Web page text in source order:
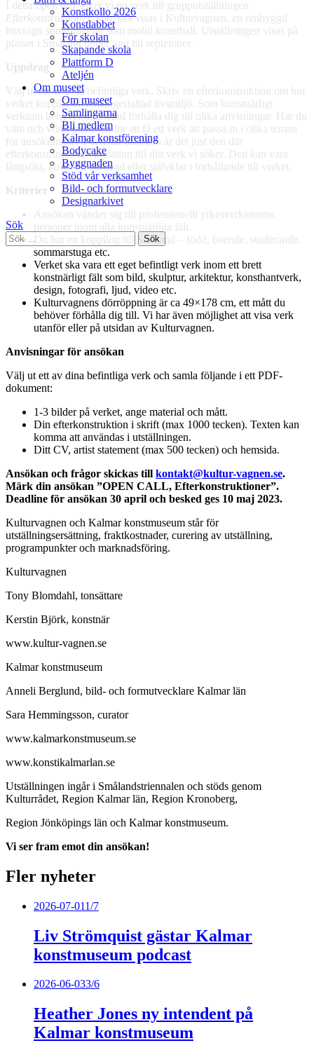
Konstkollo 2026
Konstlabbet
För skolan
Skapande skola
Plattform D
Ateljén
Om museet
Om museet
Samlingarna
Bli medlem
Kalmar konstförening
Bodycake
Byggnaden
Stöd vår verksamhet
Bild- och formutvecklare
Designarkivet
Sök
Sök
efter:
I detta open call söker vi nu verk till grupputställningen
Efterkonstruktioner, som ska visas i Kulturvagnen, en ombyggd
husvagn som fungerar som mobil konsthall. Utställningen visas på
platser i Småland under juni till september.
Uppdrag
Välj ut ett av dina befintliga verk. Skriv en efterkonstruktion om hur
verket kopplar till temat gestaltad livsmiljö. Som konstnärligt
verksam behöver du ibland förhålla dig till olika anvisningar. Har du
vänt och vridit på orden för att få ett verk att passa in i olika teman
för ansökningar? I den här ansökan är det just den där
efterkonstruktionen i relation till ditt verk vi söker. Den kan vara
långsökt, kortsökt, skruvad eller självklar i förhållande till verket.
Kriterier
Ansökan vänder sig till professionellt yrkesverksamma
personer inom alla konstnärliga fält.
Du har en koppling till Småland – född, boende, studerande,
sommarstuga etc.
Verket ska vara ett eget befintligt verk inom ett brett
konstnärligt fält som bild, skulptur, arkitektur, konsthantverk,
design, fotografi, ljud, video etc.
Kulturvagnens dörröppning är ca 49×178 cm, ett mått du
behöver förhålla dig till. Vi har även möjlighet att visa verk
utanför eller på utsidan av Kulturvagnen.
Anvisningar för ansökan
Välj ut ett av dina befintliga verk och samla följande i ett PDF-
dokument:
1-3 bilder på verket, ange material och mått.
Din efterkonstruktion i skrift (max 1000 tecken). Texten kan
komma att användas i utställningen.
Ditt CV, artist statement (max 500 tecken) och hemsida.
Ansökan och frågor skickas till kontakt@kultur-vagnen.se.
Märk din ansökan ”OPEN CALL, Efterkonstruktioner”.
Deadline för ansökan 30 april och besked ges 10 maj 2023.
Kulturvagnen och Kalmar konstmuseum står för
utställningsersättning, fraktkostnader, curering av utställning,
programpunkter och marknadsföring.
Kulturvagnen
Tony Blomdahl, tonsättare
Kerstin Björk, konstnär
www.kultur-vagnen.se
Kalmar konstmuseum
Anneli Berglund, bild- och formutvecklare Kalmar län
Sara Hemmingsson, curator
www.kalmarkonstmuseum.se
www.konstikalmarlan.se
Utställningen ingår i Smålandstriennalen och stöds genom
Kulturrådet, Region Kalmar län, Region Kronoberg,
Region Jönköpings län och Kalmar konstmuseum.
Vi ser fram emot din ansökan!
Fler nyheter
2026-07-011/7
Liv Strömquist gästar Kalmar
konstmuseum podcast
2026-06-033/6
Heather Jones ny intendent på
Kalmar konstmuseum